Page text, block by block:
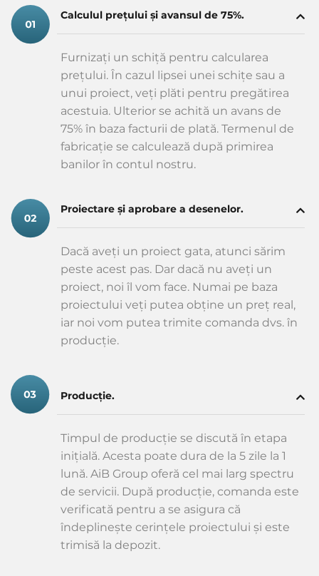
Calculul prețului și avansul de 75%.
Furnizați un schiță pentru calcularea
prețului. În cazul lipsei unei schițe sau a
unui proiect, veți plăti pentru pregătirea
acestuia. Ulterior se achită un avans de
75% în baza facturii de plată. Termenul de
fabricație se calculează după primirea
banilor în contul nostru.
Proiectare și aprobare a desenelor.
Dacă aveți un proiect gata, atunci sărim
peste acest pas. Dar dacă nu aveți un
proiect, noi îl vom face. Numai pe baza
proiectului veți putea obține un preț real,
iar noi vom putea trimite comanda dvs. în
producție.
Producție.
Timpul de producție se discută în etapa
inițială. Acesta poate dura de la 5 zile la 1
lună. AiB Group oferă cel mai larg spectru
de servicii. După producție, comanda este
verificată pentru a se asigura că
îndeplinește cerințele proiectului și este
trimisă la depozit.